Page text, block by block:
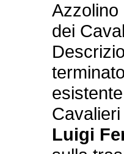
Azzolino
dei
Luigi